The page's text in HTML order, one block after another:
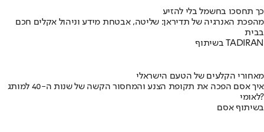
כך תחסכו בחשמל בלי להזיע
מהפכת האנרגיה של תדיראן: שליטה, אבטחת מידע וניהול אקלים חכם
בבית
בשיתוף TADIRAN
מאחורי הקלעים של הטעם הישראלי
איך אסם הפכה את תקופת הצנע והמחסור הקשה של שנות ה-40 למותג
לאומי?
בשיתוף אסם